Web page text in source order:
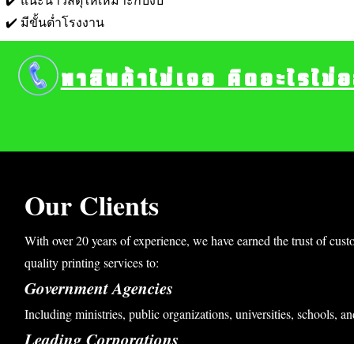
✔️ มีขั้นต่ำโรงงาน
Our Clients
With over 20 years of experience, we have earned the trust of
quality printing services to:
Government Agencies
Including ministries, public organizations, universities, schools,
Leading Corporations
หาสินค้าไม่เจอ คิดอะไรไ